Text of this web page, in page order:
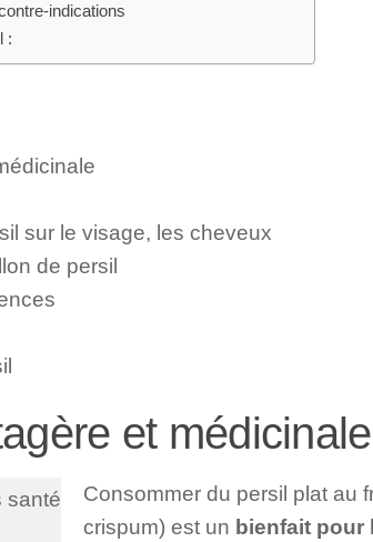
indications
:
sur le visage, les cheveux
de persil
et médicinale
Consommer du persil plat au
crispum) est un bienfait pour